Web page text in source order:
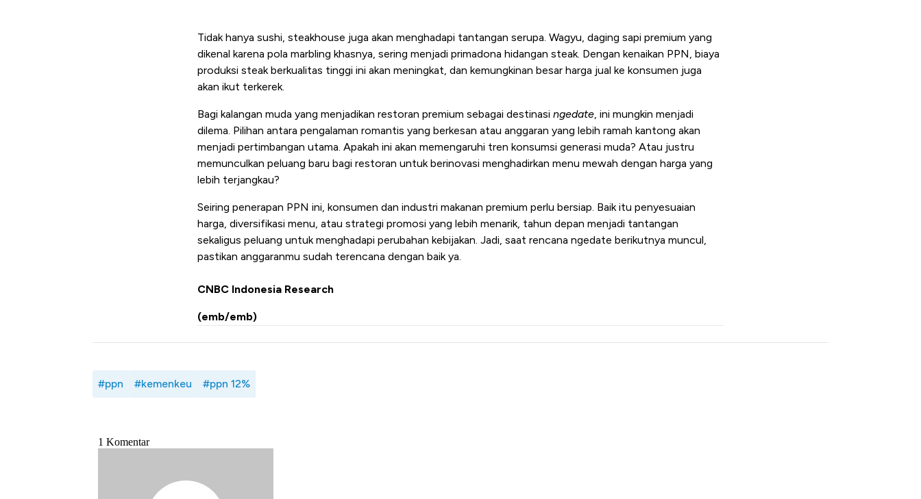
Tidak hanya sushi, steakhouse juga akan menghadapi tantangan serupa. Wagyu, daging sapi premium yang
dikenal karena pola marbling khasnya, sering menjadi primadona hidangan steak. Dengan kenaikan PPN, biaya
produksi steak berkualitas tinggi ini akan meningkat, dan kemungkinan besar harga jual ke konsumen juga
akan ikut terkerek.
Bagi kalangan muda yang menjadikan restoran premium sebagai destinasi ngedate, ini mungkin menjadi
dilema. Pilihan antara pengalaman romantis yang berkesan atau anggaran yang lebih ramah kantong akan
menjadi pertimbangan utama. Apakah ini akan memengaruhi tren konsumsi generasi muda? Atau justru
memunculkan peluang baru bagi restoran untuk berinovasi menghadirkan menu mewah dengan harga yang
lebih terjangkau?
Seiring penerapan PPN ini, konsumen dan industri makanan premium perlu bersiap. Baik itu penyesuaian
harga, diversifikasi menu, atau strategi promosi yang lebih menarik, tahun depan menjadi tantangan
sekaligus peluang untuk menghadapi perubahan kebijakan. Jadi, saat rencana ngedate berikutnya muncul,
pastikan anggaranmu sudah terencana dengan baik ya.
CNBC Indonesia Research
(emb/emb)
#ppn #kemenkeu #ppn 12%